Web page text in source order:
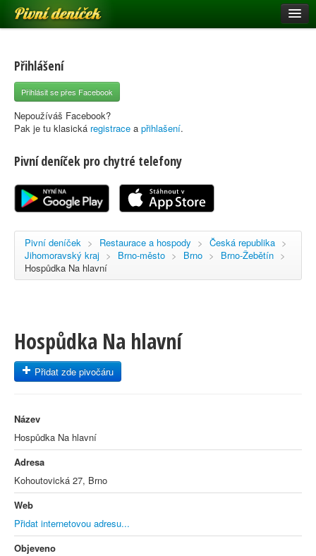
Pivní deníček
Pivní mapa
Pivní značky
Nápověda
Registrace
Přihlášení
Přihlásit se přes Facebook
Nepoužíváš Facebook?
Pak je tu klasická registrace a přihlašení.
Pivní deníček pro chytré telefony
Pivní deníček > Restaurace a hospody > Česká republika >
Jihomoravský kraj > Brno-město > Brno > Brno-Žebětín >
Hospůdka Na hlavní
Hospůdka Na hlavní
Přidat zde pivočáru
Název
Hospůdka Na hlavní
Adresa
Kohoutovická 27, Brno
Web
Přidat internetovou adresu...
Objeveno